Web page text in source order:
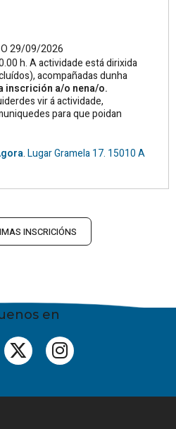
29/09/2026
h. A actividade está dirixida
acompañadas dunha
inscrición a/o nena/o.
vir á actividade,
para que poidan
.Lugar Gramela 17. 15010A
INSCRICIÓNS
en